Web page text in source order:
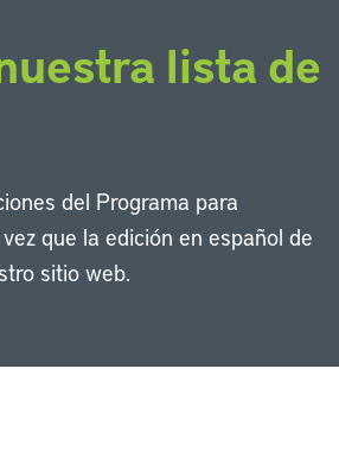
lista de
del Programa para
que la edición en español de
sitio web.